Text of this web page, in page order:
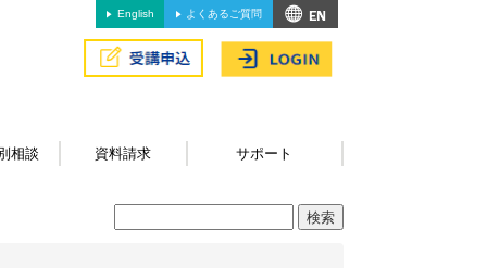
English よくあるご質問
相談 資料請求 サポート